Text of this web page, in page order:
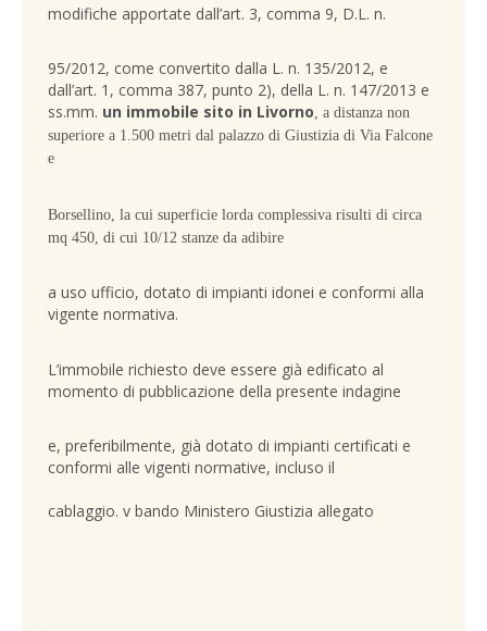
modifiche apportate dall’art. 3, comma 9, D.L. n.
95/2012, come convertito dalla L. n. 135/2012, e
dall’art. 1, comma 387, punto 2), della L. n. 147/2013 e
ss.mm. un immobile sito in Livorno, a distanza non
superiore a 1.500 metri dal palazzo di Giustizia di Via Falcone
e
Borsellino, la cui superficie lorda complessiva risulti di circa
mq 450, di cui 10/12 stanze da adibire
a uso ufficio, dotato di impianti idonei e conformi alla
vigente normativa.
L’immobile richiesto deve essere già edificato al
momento di pubblicazione della presente indagine
e, preferibilmente, già dotato di impianti certificati e
conformi alle vigenti normative, incluso il
cablaggio. v bando Ministero Giustizia allegato